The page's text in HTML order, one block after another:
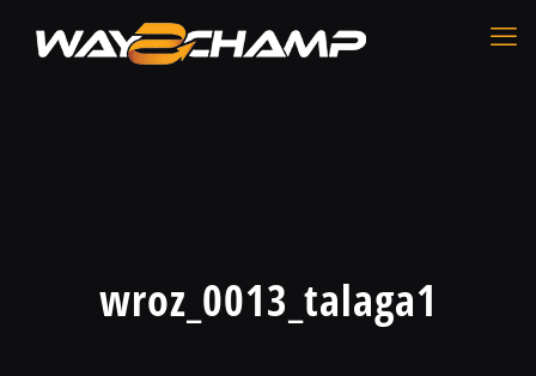
wroz_0013_talaga1